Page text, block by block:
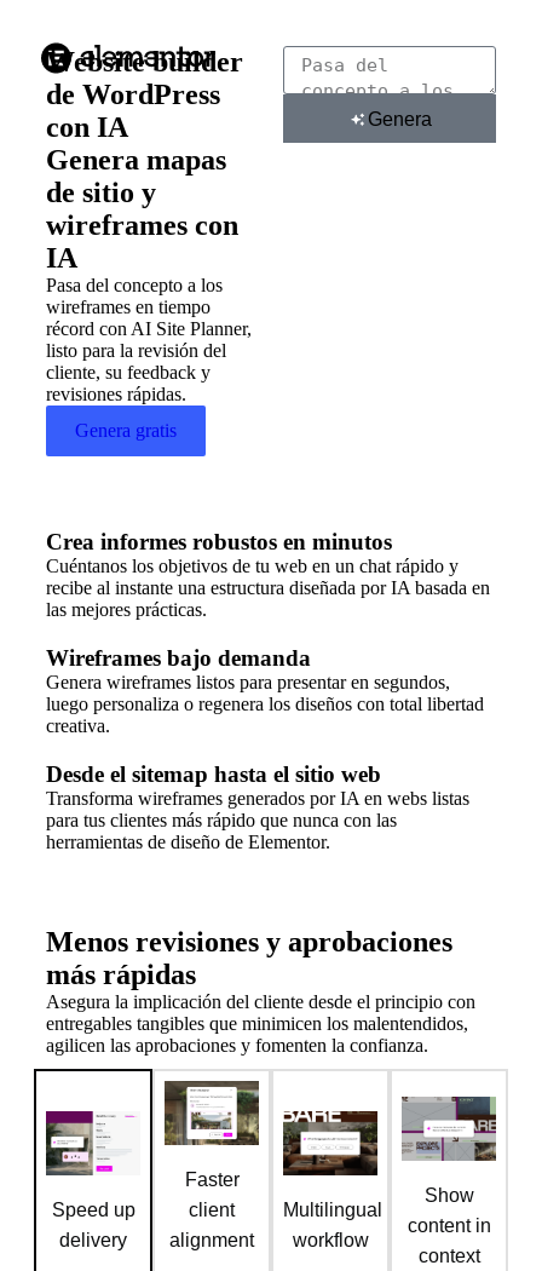
Website builder
de WordPress
con IA
Genera mapas
de sitio y
wireframes con
IA
Pasa del concepto a los
wireframes en tiempo
récord con AI Site Planner,
listo para la revisión del
cliente, su feedback y
revisiones rápidas.
Genera gratis
Genera
Crea informes robustos en minutos
Cuéntanos los objetivos de tu web en un chat rápido y
recibe al instante una estructura diseñada por IA basada en
las mejores prácticas.
Wireframes bajo demanda
Genera wireframes listos para presentar en segundos,
luego personaliza o regenera los diseños con total libertad
creativa.
Desde el sitemap hasta el sitio web
Transforma wireframes generados por IA en webs listas
para tus clientes más rápido que nunca con las
herramientas de diseño de Elementor.
Menos revisiones y aprobaciones
más rápidas
Asegura la implicación del cliente desde el principio con
entregables tangibles que minimicen los malentendidos,
agilicen las aprobaciones y fomenten la confianza.
Speed up
delivery
Faster
client
alignment
Multilingual
workflow
Show
content in
context